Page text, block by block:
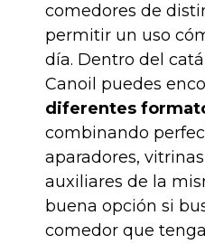
comedores de
permitir un uso
día. Dentro del
Canoil puedes
diferentes
combinando
aparadores,
auxiliares de la
buena opción si
comedor que